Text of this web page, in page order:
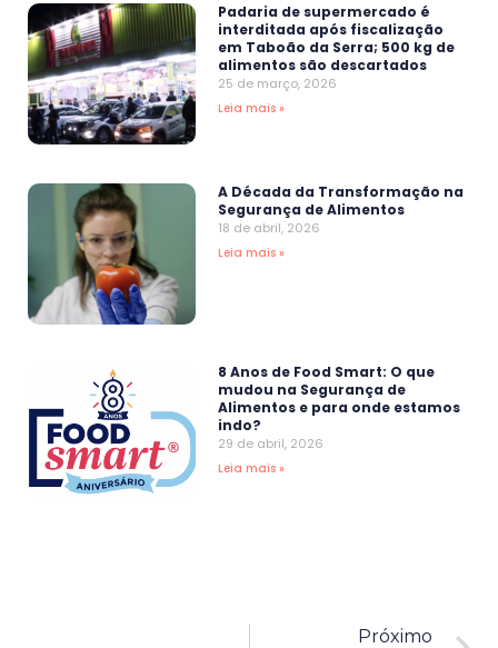
Padaria de supermercado é
interditada após fiscalização
em Taboão da Serra; 500 kg de
alimentos são descartados
25 de março, 2026
Leia mais »
A Década da Transformação na
Segurança de Alimentos
18 de abril, 2026
Leia mais »
8 Anos de Food Smart: O que
mudou na Segurança de
Alimentos e para onde estamos
indo?
29 de abril, 2026
Leia mais »
Próximo